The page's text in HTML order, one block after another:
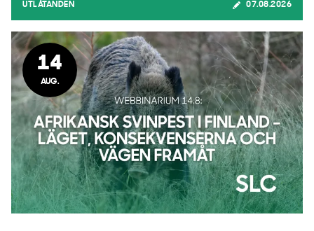
UTLÅTANDEN 07.08.2026
14
AUG.